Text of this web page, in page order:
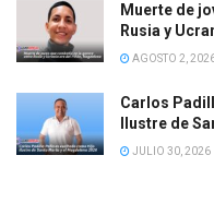
Muerte de
Rusia y
AGOSTO 2,
Carlos
Ilustre de
JULIO 30, 2026